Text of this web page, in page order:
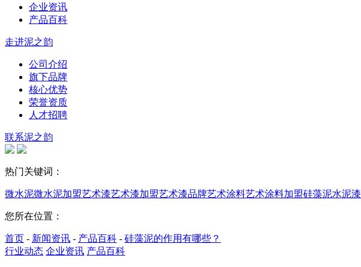
企业资讯
产品百科
走进泥之韵
公司介绍
旗下品牌
核心优势
荣誉资质
人才招聘
联系泥之韵
热门关键词：
微水泥微水泥加盟艺术漆艺术漆加盟艺术漆品牌艺术涂料艺术涂料加盟硅藻泥水泥漆
您所在位置：
首页 - 新闻资讯 - 产品百科 - 硅藻泥的作用有哪些？
行业动态 企业资讯 产品百科